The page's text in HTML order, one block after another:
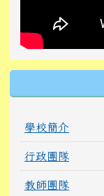
學校簡介
行政團隊
教師團隊